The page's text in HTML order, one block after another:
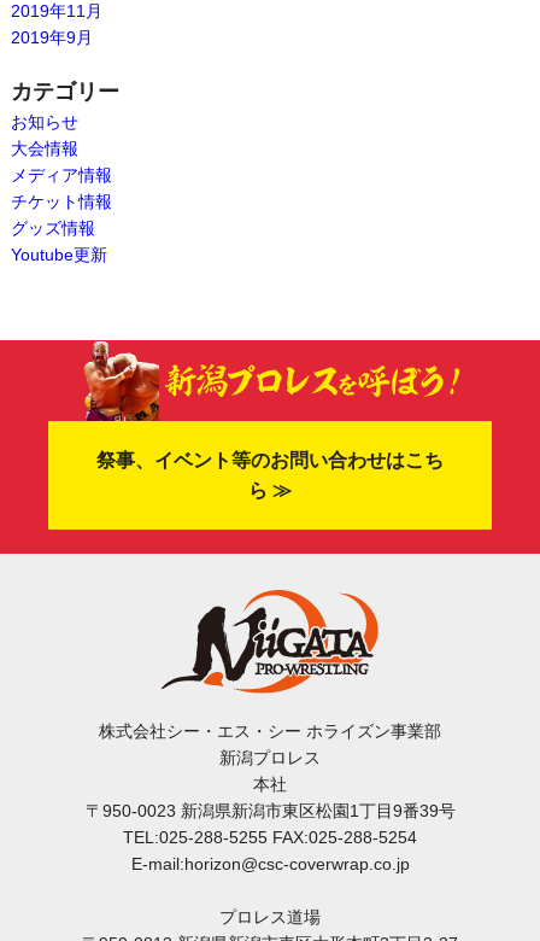
2019年11月
2019年9月
カテゴリー
お知らせ
大会情報
メディア情報
チケット情報
グッズ情報
Youtube更新
祭事、イベント等のお問い合わせはこち
ら ≫
株式会社シー・エス・シー ホライズン事業部
新潟プロレス
本社
〒950-0023 新潟県新潟市東区松園1丁目9番39号
TEL:025-288-5255 FAX:025-288-5254
E-mail:horizon@csc-coverwrap.co.jp
プロレス道場